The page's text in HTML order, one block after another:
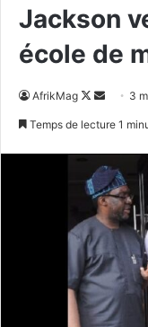
Jackson
école de
AfrikMag
Follow
Envoyer
3
Temps de lecture 1